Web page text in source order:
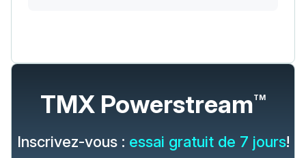
TMX PowerstreamTM
Inscrivez-vous : essai gratuit de 7 jours!